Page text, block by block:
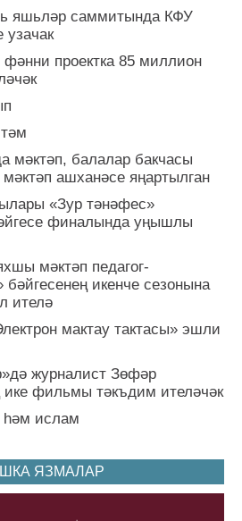
яшьләр саммитында КФУ
фәнни проектка 85 миллион
мәктәп, балалар бакчасы
мәктәп ашханәсе яңартылган
«Зур тәнәфес»
финалында уңышлы
мәктәп педагог-
бәйгесенең икенче сезонына
ителә
мактау тактасы» эшли
журналист Зөфәр
фильмы тәкъдим ителәчәк
ислам
ЯЗМАЛАР